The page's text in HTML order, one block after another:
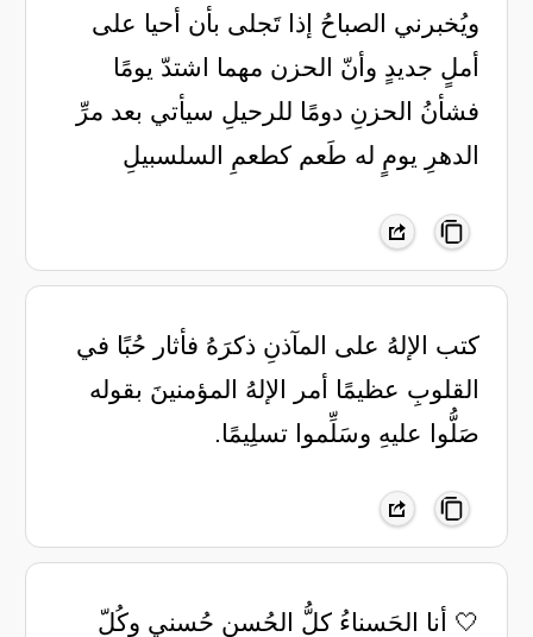
ويُخبرني الصباحُ إذا تَجلى بأن أحيا على
أملٍ جديدٍ وأنّ الحزن مهما اشتدّ يومًا
فشأنُ الحزنِ دومًا للرحيلِ سيأتي بعد مرِّ
الدهرِ يومٍ له طَعم كطعمِ السلسبيلِ
‏كتب الإلهُ على المآذنِ ذكرَهُ فأثار حُبًا في
القلوبِ عظيمًا أمر الإلهُ المؤمنينَ بقوله
صَلُّوا عليهِ وسَلِّموا تسلِيمًا.
🤍 ‏أنا الحَسناءُ كلُّ الحُسن حُسني ‏وكُلّ